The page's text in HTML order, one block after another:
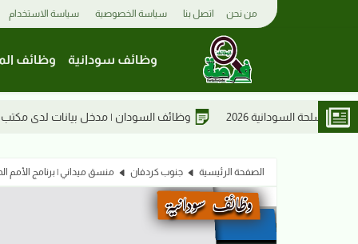
من نحن اتصل بنا سياسة الخصوصية سياسة الاستخدام
وظائف سودانية وظائف
وظائف السودان | مدخل بيانات لدى مكتب الحامدي للاستخدام الخارجي –
الصفحة الرئيسية جنوب كردفان منسق ميداني | برنامج الأمم